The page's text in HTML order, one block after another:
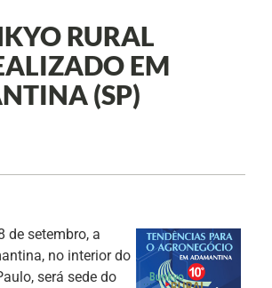
RURAL
EM
(SP)
de setembro, a
no interior do
será sede do